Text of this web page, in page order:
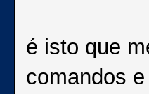
é isto que
comandos